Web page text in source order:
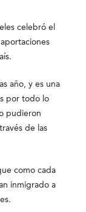
celebró el
año, y es una
por todo lo
pudieron
de las
como cada
inmigrado a